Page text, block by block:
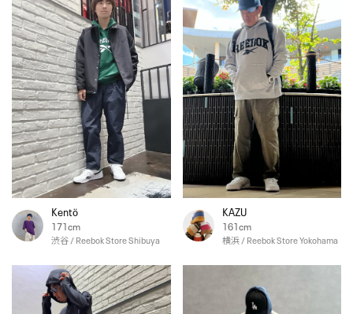
Kentö
171cm
渋谷 / Reebok Store Shibuya
KAZU
161cm
横浜 / Reebok Store Yokohama